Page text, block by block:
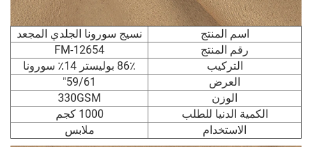
اسم المنتج
نسيج سورونا الجلدي المجعد
رقم المنتج
FM-12654
التركيب
86٪ بوليستر 14٪ سورونا
العرض
59/61"
الوزن
330GSM
الكمية الدنيا للطلب
1000 كجم
الاستخدام
ملابس